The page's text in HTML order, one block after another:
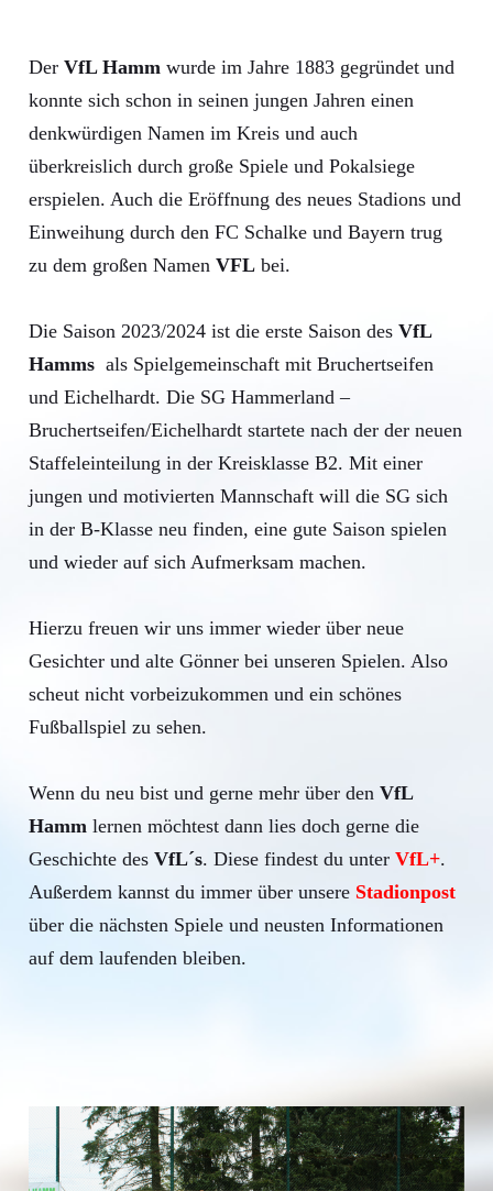
Der VfL Hamm wurde im Jahre 1883 gegründet und
konnte sich schon in seinen jungen Jahren einen
denkwürdigen Namen im Kreis und auch
überkreislich durch große Spiele und Pokalsiege
erspielen. Auch die Eröffnung des neues Stadions und
Einweihung durch den FC Schalke und Bayern trug
zu dem großen Namen VFL bei.
Die Saison 2023/2024 ist die erste Saison des VfL
Hamms als Spielgemeinschaft mit Bruchertseifen
und Eichelhardt. Die SG Hammerland –
Bruchertseifen/Eichelhardt startete nach der der neuen
Staffeleinteilung in der Kreisklasse B2. Mit einer
jungen und motivierten Mannschaft will die SG sich
in der B-Klasse neu finden, eine gute Saison spielen
und wieder auf sich Aufmerksam machen.
Hierzu freuen wir uns immer wieder über neue
Gesichter und alte Gönner bei unseren Spielen. Also
scheut nicht vorbeizukommen und ein schönes
Fußballspiel zu sehen.
Wenn du neu bist und gerne mehr über den VfL
Hamm lernen möchtest dann lies doch gerne die
Geschichte des VfL´s. Diese findest du unter VfL+.
Außerdem kannst du immer über unsere Stadionpost
über die nächsten Spiele und neusten Informationen
auf dem laufenden bleiben.